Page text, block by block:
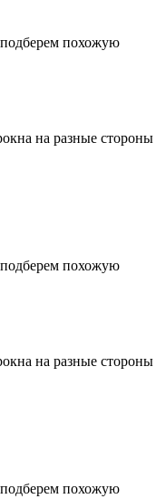
похожую
окна на разные стороны
похожую
окна на разные стороны
похожую